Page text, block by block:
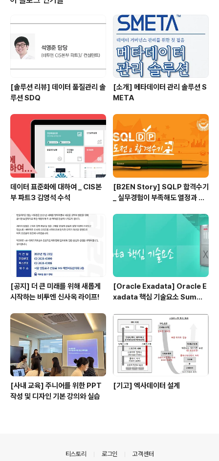
민원지원시스템을 구축키로 하고 오는 26일 기업들을 대
상으로 제안요청 설명회를 개최하는 데 이어 8월중 사업자
를 선정할 예정이다. 문 대통령, 러시아 순방 계기 '남북러'
삼각 협력 확대…과기·ICT 협력 위한 '혁신 플랫폼' 주목
[전자신문]..
[솔루션 리뷰] 데이터 품질관리 솔
루션 SDQ
[소개] 메타데이터 관리 솔루션 S
META
데이터 표준화에 대하여 _ CIS본
부 파트3 김영석 수석
[B2EN Story] SQLP 합격수기
_ 실무경험이 부족해도 열정과 패
[공지] 더 큰 미래를 위해 새롭게
시작하는 비투엔 신사옥 라이프!
[Oracle Exadata] Oracle E
xadata 핵심 기술요소 Summa
[사내 교육] 주니어를 위한 PPT
작성 및 디자인 기본 강의와 실습
[기고] 엑사데이터 설계
티스토리 로그인 고객센터